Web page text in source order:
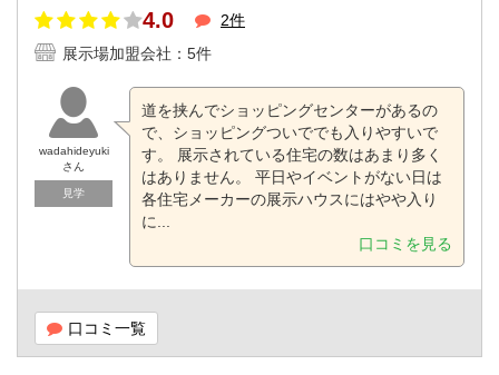
4.0
2件
展示場加盟会社：5件
wadahideyuki
さん
見学
道を挟んでショッピングセンターがあるの
で、ショッピングついででも入りやすいで
す。 展示されている住宅の数はあまり多く
はありません。 平日やイベントがない日は
各住宅メーカーの展示ハウスにはやや入り
に...
口コミを見る
口コミ一覧